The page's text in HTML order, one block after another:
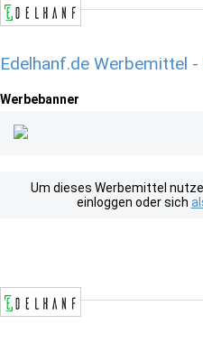
Edelhanf.de Werbemittel
Werbebanner
Um dieses Werbemittel
einloggen oder sich